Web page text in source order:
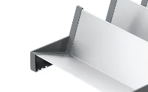
Оплата и доставка
Рассрочка и кредит